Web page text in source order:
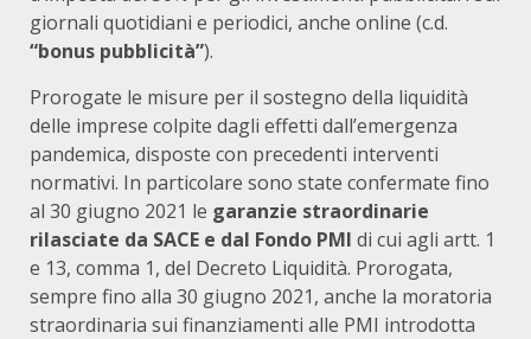
giornali quotidiani e periodici, anche online (c.d.
“bonus pubblicità”).
Prorogate le misure per il sostegno della liquidità
delle imprese colpite dagli effetti dall’emergenza
pandemica, disposte con precedenti interventi
normativi. In particolare sono state confermate fino
al 30 giugno 2021 le garanzie straordinarie
rilasciate da SACE e dal Fondo PMI di cui agli artt. 1
e 13, comma 1, del Decreto Liquidità. Prorogata,
sempre fino alla 30 giugno 2021, anche la moratoria
straordinaria sui finanziamenti alle PMI introdotta